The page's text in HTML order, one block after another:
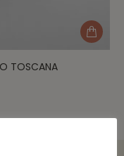
TOSCANA